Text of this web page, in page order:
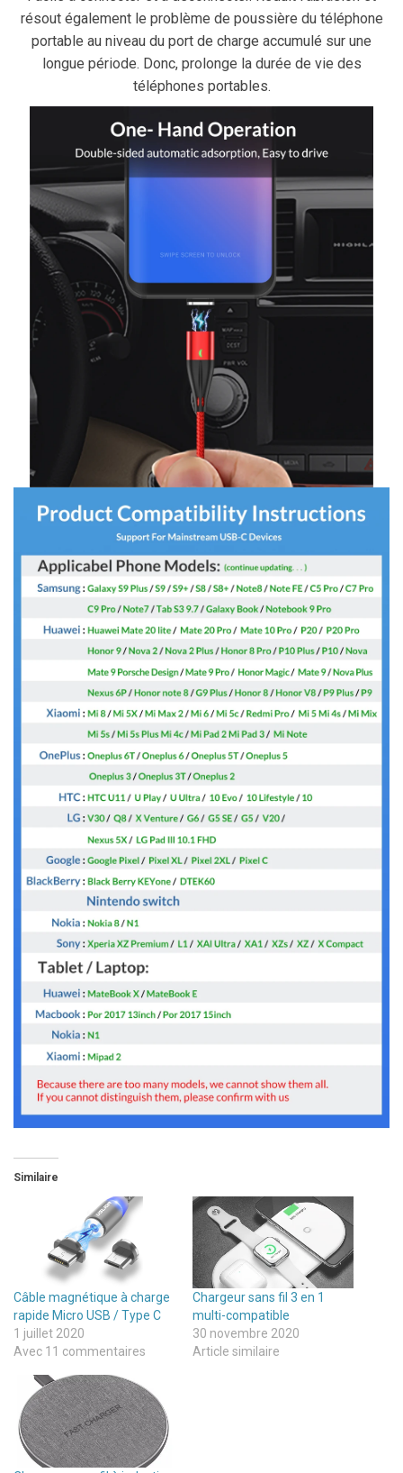
résout également le problème de poussière du téléphone
portable au niveau du port de charge accumulé sur une
longue période. Donc, prolonge la durée de vie des
téléphones portables.
Similaire
Câble magnétique à charge
rapide Micro USB / Type C
1 juillet 2020
Avec 11 commentaires
Chargeur sans fil 3 en 1
multi-compatible
30 novembre 2020
Article similaire